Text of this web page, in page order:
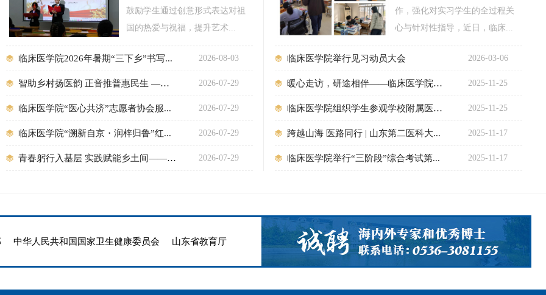
鼓励学生通过创意形式表达对祖
国的热爱与祝福，提升艺术...
临床医学院2026年暑期“三下乡”书写... 2026-08-03
智助乡村扬医韵 正音推普惠民生 ——临... 2026-07-29
临床医学院“医心共济”志愿者协会服... 2026-07-29
临床医学院“溯新自京・润梓归鲁”红... 2026-07-29
青春躬行入基层 实践赋能乡土间——临... 2026-07-29
作，强化对实习学生的全过程关
心与针对性指导，近日，临床...
临床医学院举行见习动员大会 2026-03-06
暖心走访，研途相伴——临床医学院深入... 2025-11-25
临床医学院组织学生参观学校附属医院... 2025-11-25
跨越山海 医路同行 | 山东第二医科大... 2025-11-17
临床医学院举行“三阶段”综合考试第... 2025-11-17
中华人民共和国国家卫生健康委员会 山东省教育厅